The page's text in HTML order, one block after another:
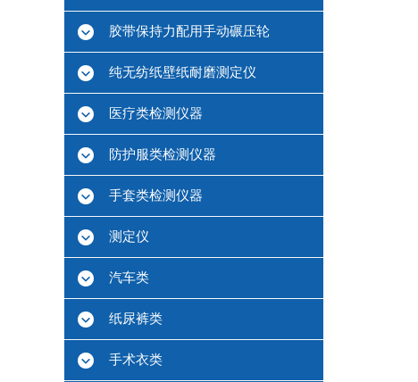
胶带保持力配用手动碾压轮
纯无纺纸壁纸耐磨测定仪
医疗类检测仪器
防护服类检测仪器
手套类检测仪器
测定仪
汽车类
纸尿裤类
手术衣类